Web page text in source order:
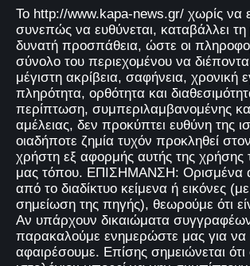
Το http://www.kapa-news.gr/ χωρίς να
συνεπώς να ευθύνεται, καταβάλλει τη
δυνατή προσπάθεια, ώστε οι
σύνολο του περιεχομένου να
μέγιστη ακρίβεια, σαφήνεια, χρονική
πληρότητα, ορθότητα και
περίπτωση, συμπεριλαμβανομένης
αμέλειας, δεν προκύπτει ευθύνη της
οιαδήποτε ζημία τυχόν προκληθεί
χρήστη εξ αφορμής αυτής της χρήσης
μας τόπου. ΕΠΙΣΗΜΑΝΣΗ: Ορισμένα
από το διαδίκτυο κείμενα ή εικόνες
σημείωση της πηγής), θεωρούμε ότι
Αν υπάρχουν δικαιώματα
παρακαλούμε ενημερώστε μας για να
αφαιρέσουμε. Επίσης σημειώνεται ότι